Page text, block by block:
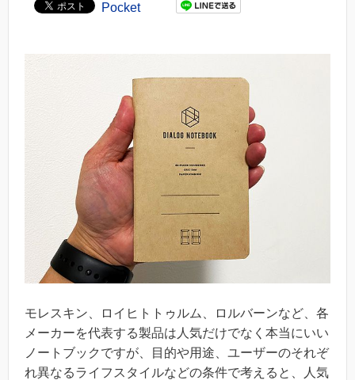
Pocket
モレスキン、ロイヒトトゥルム、ロルバーンなど、各
メーカーを代表する製品は人気だけでなく本当にいい
ノートブックですが、目的や用途、ユーザーのそれぞ
れ異なるライフスタイルなどの条件で考えると、人気